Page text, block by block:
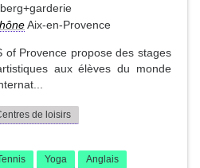
Aix-en-Provence
of Provence propose des stages
aux élèves du monde
de loisirs
Yoga
Anglais